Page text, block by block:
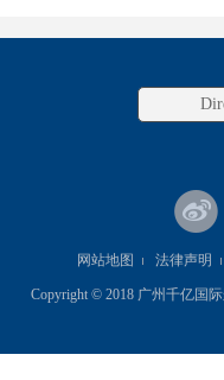
网站地图 法律声明
Copyright © 2018 广州千亿国